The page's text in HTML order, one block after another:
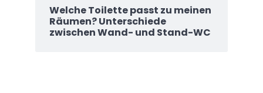
Welche Toilette passt zu meinen
Räumen? Unterschiede
zwischen Wand- und Stand-WC